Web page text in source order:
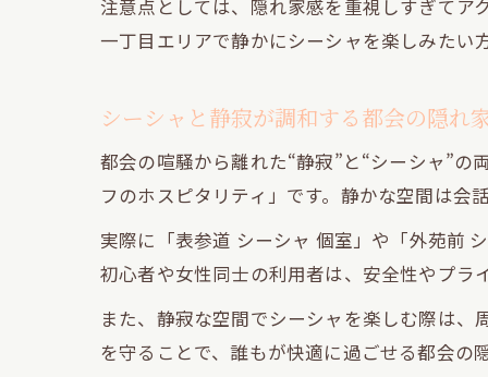
注意点としては、隠れ家感を重視しすぎてア
一丁目エリアで静かにシーシャを楽しみたい
シーシャと静寂が調和する都会の隠れ
都会の喧騒から離れた“静寂”と“シーシャ”
フのホスピタリティ」です。静かな空間は会
実際に「表参道 シーシャ 個室」や「外苑前
初心者や女性同士の利用者は、安全性やプラ
また、静寂な空間でシーシャを楽しむ際は
を守ることで、誰もが快適に過ごせる都会の